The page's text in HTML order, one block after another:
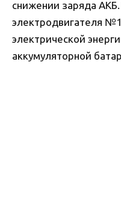
снижении заряда
электродвигателя
электрической
аккумуляторной